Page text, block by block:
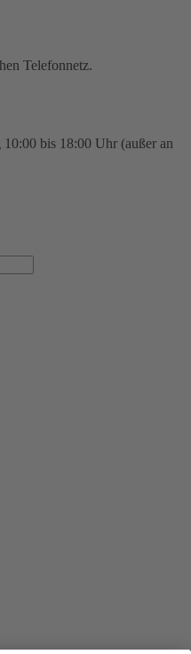
Telefonnetz.
bis 18:00 Uhr (außer an